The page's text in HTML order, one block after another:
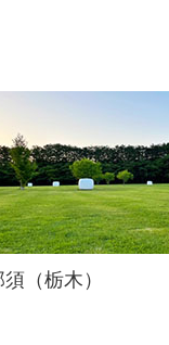
（栃木）